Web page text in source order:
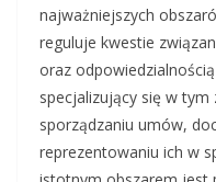
najważniejszych
reguluje kwestie
oraz
specjalizujący się w
sporządzaniu umów,
reprezentowaniu ich w